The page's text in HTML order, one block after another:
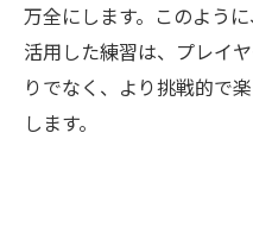
万全にします。このよう
活用した練習は、プレイ
りでなく、より挑戦的で
します。